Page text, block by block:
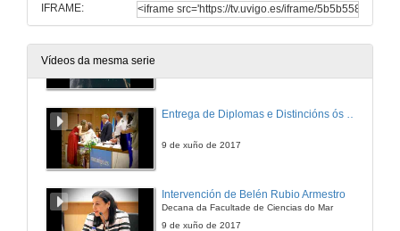
IFRAME:
Vídeos da mesma serie
Entrega de Diplomas e Distincións ós alumnos
9 de xuño de 2017
Intervención de Belén Rubio Armestro
Decana da Facultade de Ciencias do Mar
9 de xuño de 2017